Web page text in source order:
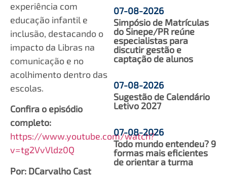
experiência com
educação infantil e
inclusão, destacando o
impacto da Libras na
comunicação e no
acolhimento dentro das
escolas.
Confira o episódio
completo:
https://www.youtube.com/watch?
v=tg2VvVldz0Q
Por: DCarvalho Cast
07-08-2026
Simpósio de Matrículas
do Sinepe/PR reúne
especialistas para
discutir gestão e
captação de alunos
07-08-2026
Sugestão de Calendário
Letivo 2027
07-08-2026
Todo mundo entendeu? 9
formas mais eficientes
de orientar a turma